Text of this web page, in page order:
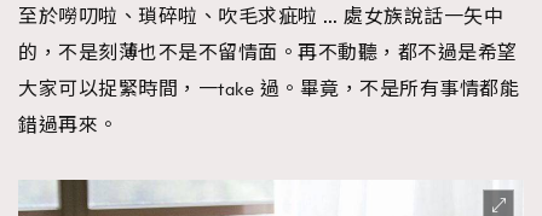
至於嘮叨啦、瑣碎啦、吹毛求疵啦 … 處女族說話一矢中
的，不是刻薄也不是不留情面。再不動聽，都不過是希望
大家可以捉緊時間，一take 過。畢竟，不是所有事情都能
錯過再來。